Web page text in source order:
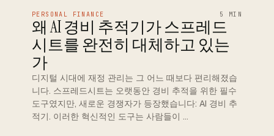
PERSONAL FINANCE 5 MIN
왜 AI 경비 추적기가 스프레드
시트를 완전히 대체하고 있는
가
디지털 시대에 재정 관리는 그 어느 때보다 편리해졌습
니다. 스프레드시트는 오랫동안 경비 추적을 위한 필수
도구였지만, 새로운 경쟁자가 등장했습니다: AI 경비 추
적기. 이러한 혁신적인 도구는 사람들이 …